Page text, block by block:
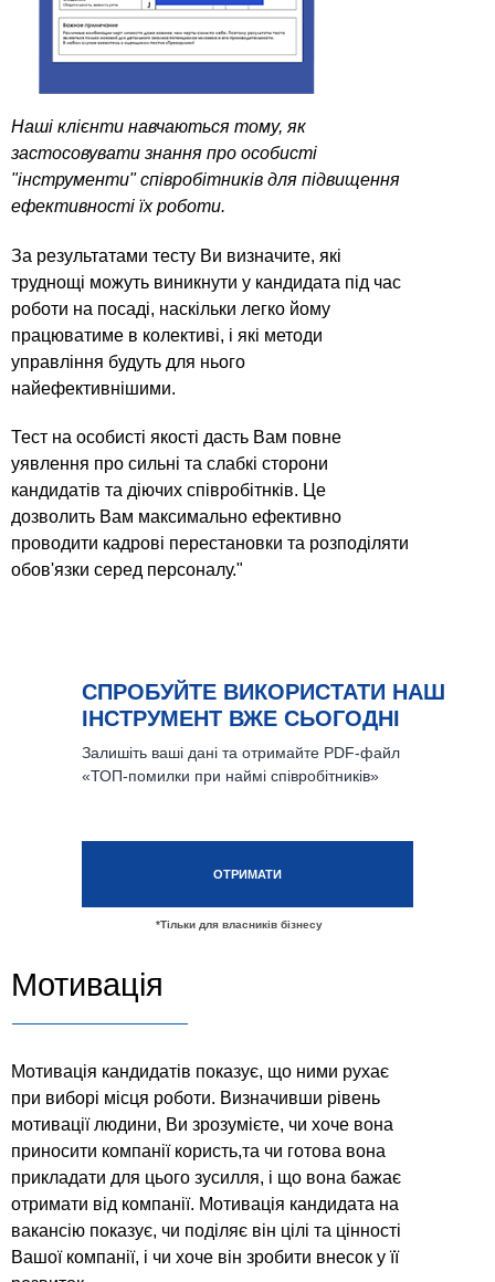
Наші клієнти навчаються тому, як
застосовувати знання про особисті
"інструменти" співробітників для підвищення
ефективності їх роботи.
За результатами тесту Ви визначите, які
труднощі можуть виникнути у кандидата під час
роботи на посаді, наскільки легко йому
працюватиме в колективі, і які методи
управління будуть для нього
найефективнішими.
Тест на особисті якості дасть Вам повне
уявлення про сильні та слабкі сторони
кандидатів та діючих співробітнків. Це
дозволить Вам максимально ефективно
проводити кадрові перестановки та розподіляти
обов'язки серед персоналу."
СПРОБУЙТЕ ВИКОРИСТАТИ НАШ
ІНСТРУМЕНТ ВЖЕ СЬОГОДНІ
ОТРИМАТИ
Залишіть ваші дані та отримайте PDF-файл
«ТОП-помилки при наймі співробітників»
*Тільки для власників бізнесу
Мотивація
Мотивація кандидатів показує, що ними рухає
при виборі місця роботи. Визначивши рівень
мотивації людини, Ви зрозумієте, чи хоче вона
приносити компанії користь,та чи готова вона
прикладати для цього зусилля, і що вона бажає
отримати від компанії. Мотивація кандидата на
вакансію показує, чи поділяє він цілі та цінності
Вашої компанії, і чи хоче він зробити внесок у її